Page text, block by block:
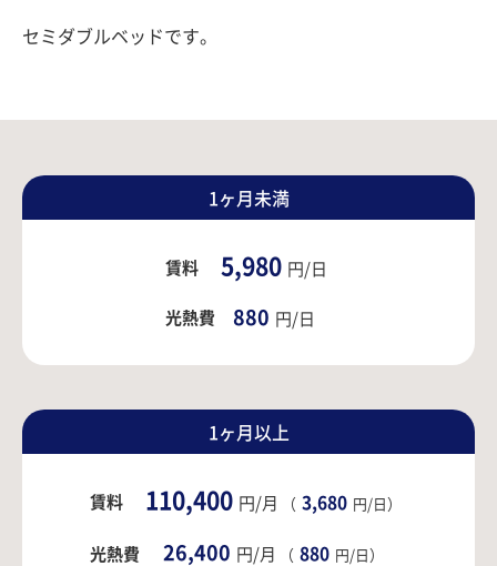
セミダブルベッドです。
1ヶ月未満
賃料 5,980 円/日
光熱費
880 円/日
1ヶ月以上
賃料 110,400 円/月 （ 3,680 円/日）
光熱費 26,400 円/月 （ 880 円/日）